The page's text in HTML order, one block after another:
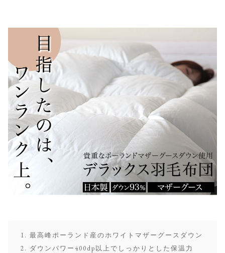
最高峰ポーランド産のホワイトマザーグースダウン
ダウンパワー400dp以上でしっかりとした保温力